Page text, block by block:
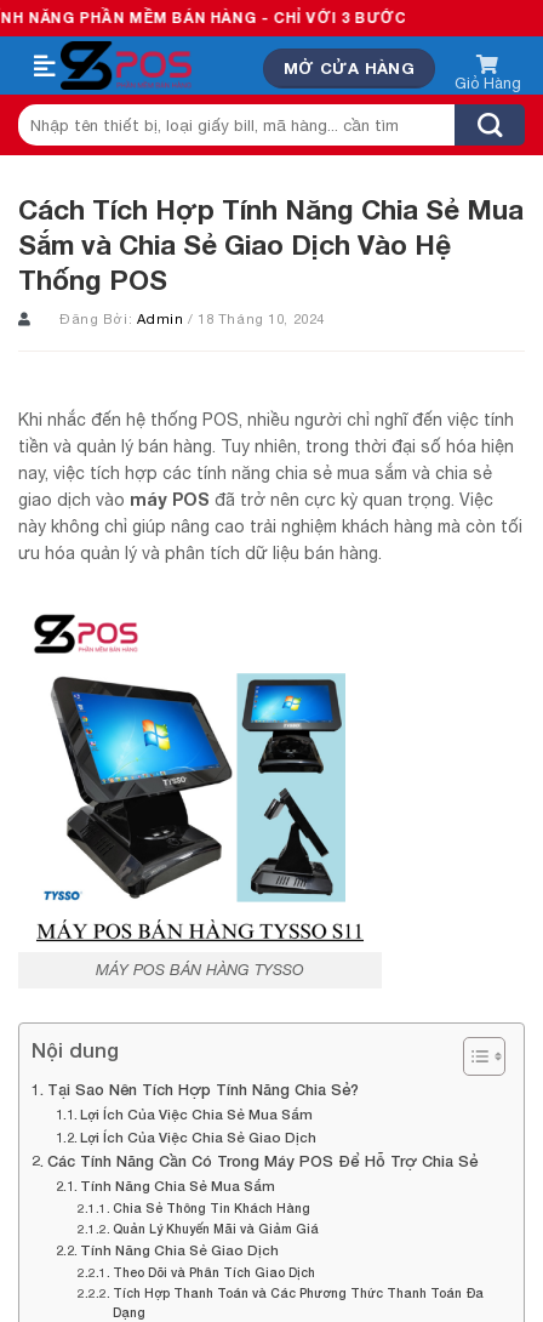
Skip
to
content
MỀM BÁN HÀNG - CHỈ VỚI 3 BƯỚC
MỞ CỬA HÀNG
Tìm
kiếm:
Cách Tích Hợp Tính Năng Chia Sẻ Mua
Sắm và Chia Sẻ Giao Dịch Vào Hệ
Thống POS
Đăng Bởi: Admin/ 18 Tháng 10, 2024
Khi nhắc đến hệ thống POS, nhiều người chỉ nghĩ đến việc tính
tiền và quản lý bán hàng. Tuy nhiên, trong thời đại số hóa hiện
nay, việc tích hợp các tính năng chia sẻ mua sắm và chia sẻ
giao dịch vào máy POS đã trở nên cực kỳ quan trọng. Việc
này không chỉ giúp nâng cao trải nghiệm khách hàng mà còn tối
ưu hóa quản lý và phân tích dữ liệu bán hàng.
MÁY POS BÁN HÀNG TYSSO
Nội dung
Tại Sao Nên Tích Hợp Tính Năng Chia Sẻ?
Lợi Ích Của Việc Chia Sẻ Mua Sắm
Lợi Ích Của Việc Chia Sẻ Giao Dịch
Các Tính Năng Cần Có Trong Máy POS Để Hỗ Trợ Chia Sẻ
Tính Năng Chia Sẻ Mua Sắm
Chia Sẻ Thông Tin Khách Hàng
Quản Lý Khuyến Mãi và Giảm Giá
Tính Năng Chia Sẻ Giao Dịch
Theo Dõi và Phân Tích Giao Dịch
Tích Hợp Thanh Toán và Các Phương Thức Thanh Toán Đa
Dạng